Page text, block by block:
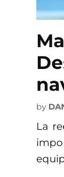
by
La